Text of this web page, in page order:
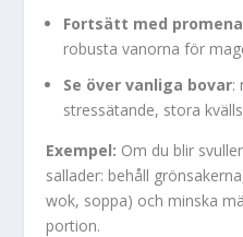
Fortsätt med
robusta vanorna för
Se över vanliga bovar:
stressätande, stora
Exempel: Om du blir
sallader: behåll
wok, soppa) och minska
portion.